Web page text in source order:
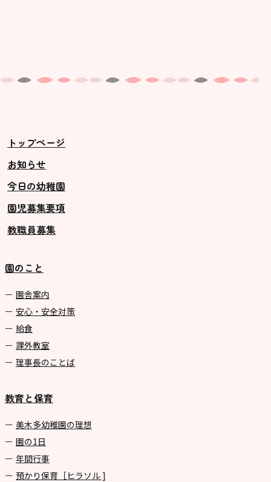
トップページ
お知らせ
今日の幼稚園
園児募集要項
教職員募集
園のこと
園舎案内
安心・安全対策
給食
課外教室
理事長のことば
教育と保育
美⽊多幼稚園の理想
園の1⽇
年間⾏事
預かり保育［ヒラソル ]